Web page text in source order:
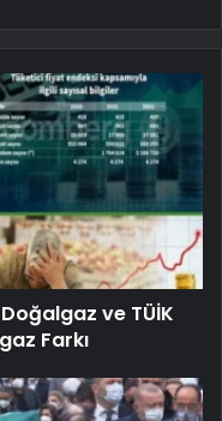
Doğalgaz ve TÜİK
Farkı